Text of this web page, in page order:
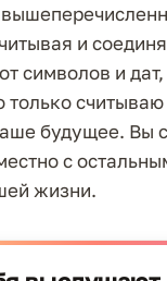
и
символов и
только
будущее. Вы
с
жизни.